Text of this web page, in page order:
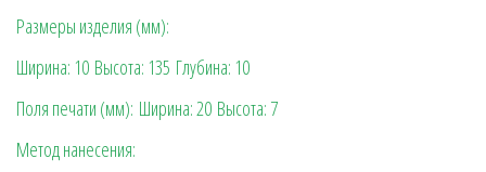
Размеры изделия (мм):
Ширина: 10 Высота: 135 Глубина: 10
Поля печати (мм): Ширина: 20 Высота: 7
Метод нанесения: